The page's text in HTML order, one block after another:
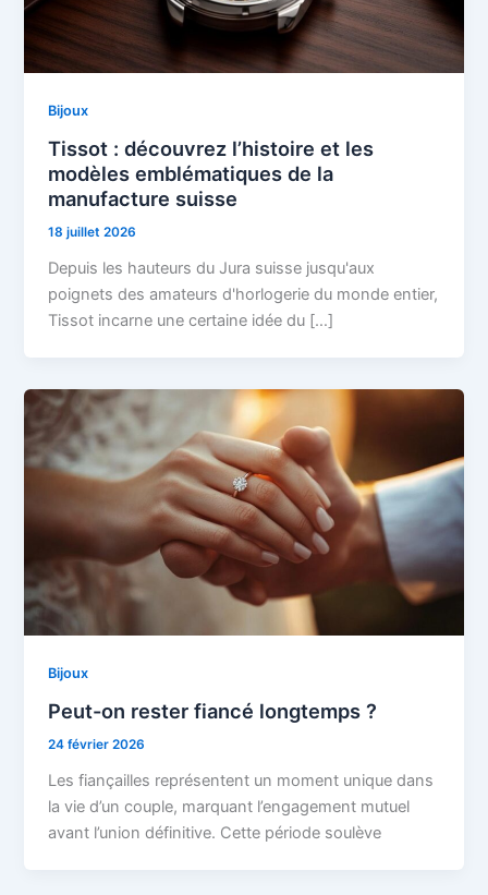
Bijoux
Tissot : découvrez l’histoire et les
modèles emblématiques de la
manufacture suisse
18 juillet 2026
Depuis les hauteurs du Jura suisse jusqu'aux
poignets des amateurs d'horlogerie du monde entier,
Tissot incarne une certaine idée du […]
Bijoux
Peut-on rester fiancé longtemps ?
24 février 2026
Les fiançailles représentent un moment unique dans
la vie d’un couple, marquant l’engagement mutuel
avant l’union définitive. Cette période soulève